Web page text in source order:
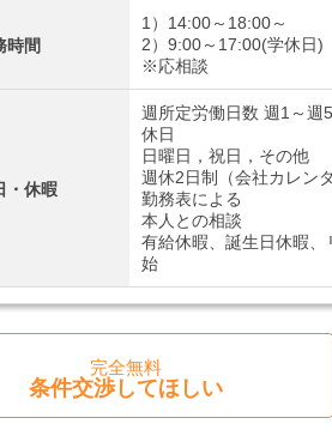
時間
1）14:00～18:00～
2）9:00～17:00(学休日)
※応相談
・休暇
週所定労働日数 週1～週
休日
日曜日，祝日，その他
週休2日制（会社カレン
勤務表による
本人との相談
有給休暇、誕生日休暇
始
完全無料
条件交渉してほしい